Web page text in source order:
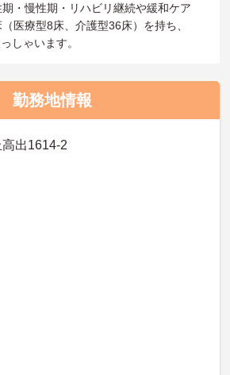
・慢性期・リハビリ継続や緩和ケア
医療型8床、介護型36床）を持ち、
しゃいます。
勤務地情報
出1614-2